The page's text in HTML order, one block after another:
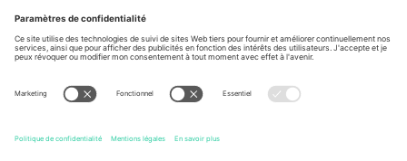
TixProtect
Comment ça marche